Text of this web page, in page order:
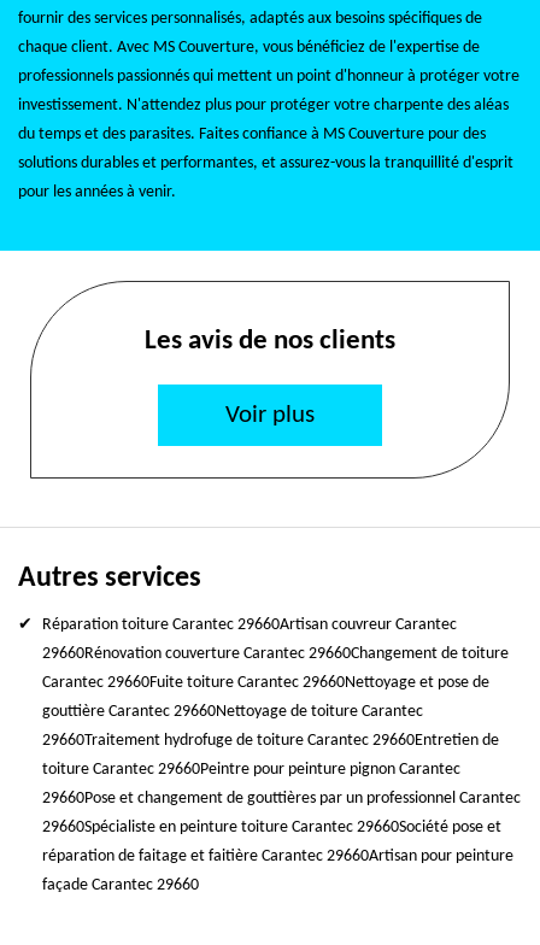
fournir des services personnalisés, adaptés aux besoins spécifiques de
chaque client. Avec MS Couverture, vous bénéficiez de l'expertise de
professionnels passionnés qui mettent un point d'honneur à protéger votre
investissement. N'attendez plus pour protéger votre charpente des aléas
du temps et des parasites. Faites confiance à MS Couverture pour des
solutions durables et performantes, et assurez-vous la tranquillité d'esprit
pour les années à venir.
Les avis de nos clients
Voir plus
Autres services
Réparation toiture Carantec 29660Artisan couvreur Carantec
29660Rénovation couverture Carantec 29660Changement de toiture
Carantec 29660Fuite toiture Carantec 29660Nettoyage et pose de
gouttière Carantec 29660Nettoyage de toiture Carantec
29660Traitement hydrofuge de toiture Carantec 29660Entretien de
toiture Carantec 29660Peintre pour peinture pignon Carantec
29660Pose et changement de gouttières par un professionnel Carantec
29660Spécialiste en peinture toiture Carantec 29660Société pose et
réparation de faitage et faitière Carantec 29660Artisan pour peinture
façade Carantec 29660